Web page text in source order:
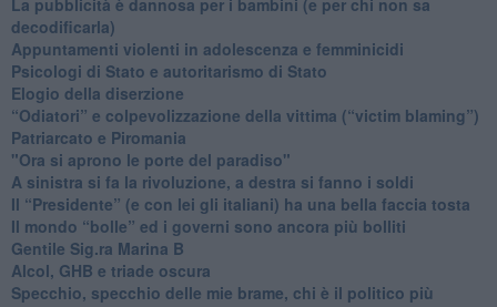
decodificarla)
​Appuntamenti violenti in adolescenza e femminicidi
​Psicologi di Stato e autoritarismo di Stato
Elogio della diserzione
“Odiatori” e colpevolizzazione della vittima (“victim blaming”)
​Patriarcato e Piromania
"Ora si aprono le porte del paradiso"
​A sinistra si fa la rivoluzione, a destra si fanno i soldi
​Il “Presidente” (e con lei gli italiani) ha una bella faccia tosta
​Il mondo “bolle” ed i governi sono ancora più bolliti
​Gentile Sig.ra Marina B
​Alcol, GHB e triade oscura
​Specchio, specchio delle mie brame, chi è il politico più